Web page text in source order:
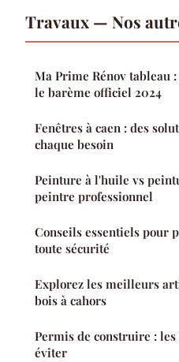
Travaux — Nos
Ma Prime Rénov
le barème officiel 2024
Fenêtres à caen : des
chaque besoin
Peinture à l'huile vs
peintre professionnel
Conseils essentiels pour
toute sécurité
Explorez les meilleurs
bois à cahors
Permis de construire :
éviter